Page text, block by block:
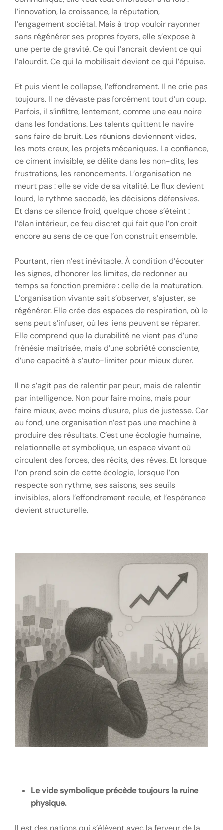
l’innovation, la croissance, la réputation,
l’engagement sociétal. Mais à trop vouloir rayonner
sans régénérer ses propres foyers, elle s’expose à
une perte de gravité. Ce qui l’ancrait devient ce qui
l’alourdit. Ce qui la mobilisait devient ce qui l’épuise.
Et puis vient le collapse, l’effondrement. Il ne crie pas
toujours. Il ne dévaste pas forcément tout d’un coup.
Parfois, il s’infiltre, lentement, comme une eau noire
dans les fondations. Les talents quittent le navire
sans faire de bruit. Les réunions deviennent vides,
les mots creux, les projets mécaniques. La confiance,
ce ciment invisible, se délite dans les non-dits, les
frustrations, les renoncements. L’organisation ne
meurt pas : elle se vide de sa vitalité. Le flux devient
lourd, le rythme saccadé, les décisions défensives.
Et dans ce silence froid, quelque chose s’éteint :
l’élan intérieur, ce feu discret qui fait que l’on croit
encore au sens de ce que l’on construit ensemble.
Pourtant, rien n’est inévitable. À condition d’écouter
les signes, d’honorer les limites, de redonner au
temps sa fonction première : celle de la maturation.
L’organisation vivante sait s’observer, s’ajuster, se
régénérer. Elle crée des espaces de respiration, où le
sens peut s’infuser, où les liens peuvent se réparer.
Elle comprend que la durabilité ne vient pas d’une
frénésie maîtrisée, mais d’une sobriété consciente,
d’une capacité à s’auto-limiter pour mieux durer.
Il ne s’agit pas de ralentir par peur, mais de ralentir
par intelligence. Non pour faire moins, mais pour
faire mieux, avec moins d’usure, plus de justesse. Car
au fond, une organisation n’est pas une machine à
produire des résultats. C’est une écologie humaine,
relationnelle et symbolique, un espace vivant où
circulent des forces, des récits, des rêves. Et lorsque
l’on prend soin de cette écologie, lorsque l’on
respecte son rythme, ses saisons, ses seuils
invisibles, alors l’effondrement recule, et l’espérance
devient structurelle.
Le vide symbolique précède toujours la ruine
physique.
Il est des nations qui s’élèvent avec la ferveur de la